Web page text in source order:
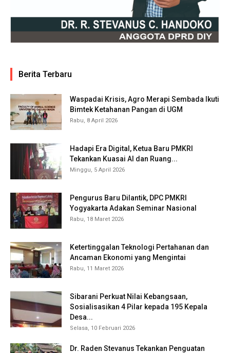
Berita Terbaru
Waspadai Krisis, Agro Merapi Sembada Ikuti
Bimtek Ketahanan Pangan di UGM
Rabu, 8 April 2026
Hadapi Era Digital, Ketua Baru PMKRI
Tekankan Kuasai AI dan Ruang...
Minggu, 5 April 2026
Pengurus Baru Dilantik, DPC PMKRI
Yogyakarta Adakan Seminar Nasional
Rabu, 18 Maret 2026
Ketertinggalan Teknologi Pertahanan dan
Ancaman Ekonomi yang Mengintai
Rabu, 11 Maret 2026
Sibarani Perkuat Nilai Kebangsaan,
Sosialisasikan 4 Pilar kepada 195 Kepala
Desa...
Selasa, 10 Februari 2026
Dr. Raden Stevanus Tekankan Penguatan